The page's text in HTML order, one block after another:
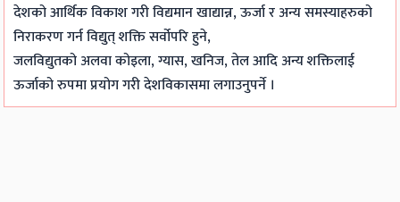
देशको आर्थिक विकाश गरी विद्यमान खाद्यान्न, ऊर्जा र अन्य समस्याहरुको
निराकरण गर्न विद्युत् शक्ति सर्वोपरि हुने,
जलविद्युतको अलवा कोइला, ग्यास, खनिज, तेल आदि अन्य शक्तिलाई
ऊर्जाको रुपमा प्रयोग गरी देशविकासमा लगाउनुपर्ने ।